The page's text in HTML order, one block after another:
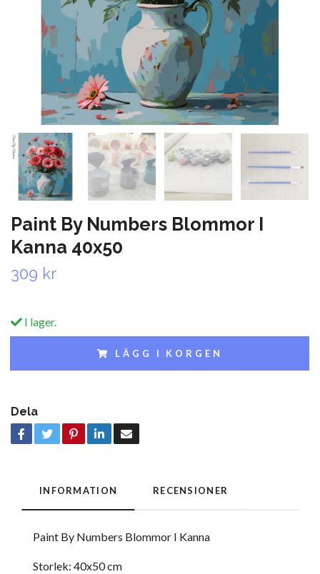
Paint By Numbers Blommor I
Kanna 40x50
309 kr
I lager.
LÄGG I KORGEN
Dela
INFORMATION RECENSIONER
Paint By Numbers Blommor I Kanna
Storlek: 40x50 cm